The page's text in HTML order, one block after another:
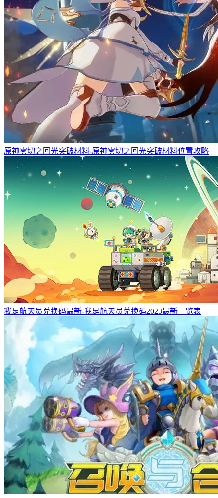
原神雾切之回光突破材料-原神雾切之回光突破材料位置攻略
我是航天员兑换码最新-我是航天员兑换码2023最新一览表